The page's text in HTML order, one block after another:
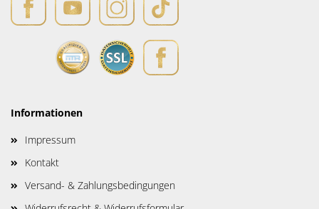
Informationen
Impressum
Kontakt
Versand- & Zahlungsbedingungen